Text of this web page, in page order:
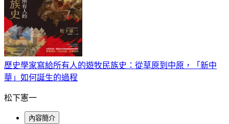
歷史學家寫給所有人的遊牧民族史：從草原到中原，「新中
華」如何誕生的過程
松下憲一
內容簡介